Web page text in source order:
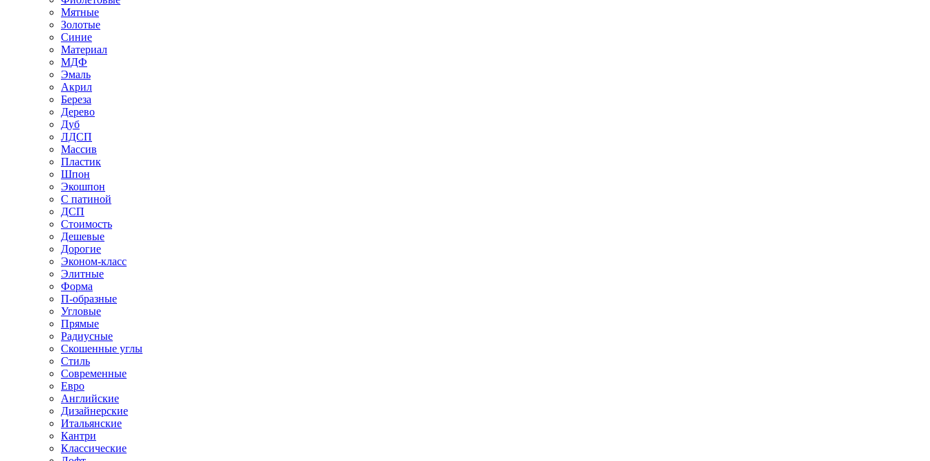
Мятные
Золотые
Синие
Материал
МДФ
Эмаль
Акрил
Береза
Дерево
Дуб
ЛДСП
Массив
Пластик
Шпон
Экошпон
С патиной
ДСП
Стоимость
Дешевые
Дорогие
Эконом-класс
Элитные
Форма
П-образные
Угловые
Прямые
Радиусные
Скошенные углы
Стиль
Современные
Евро
Английские
Дизайнерские
Итальянские
Кантри
Классические